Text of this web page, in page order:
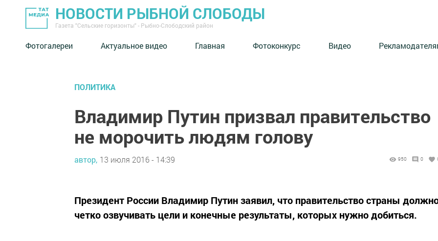
НОВОСТИ РЫБНОЙ СЛОБОДЫ
Газета "Сельские горизонты" - Рыбно-Слободский район
Фотогалереи Актуальное видео Главная Фотоконкурс Видео
ПОЛИТИКА
Владимир Путин призвал правительство
не морочить людям голову
автор, 13 июля 2016 - 14:39 950 0
Президент России Владимир Путин заявил, что правительство страны
четко озвучивать цели и конечные результаты, которых нужно добиться.